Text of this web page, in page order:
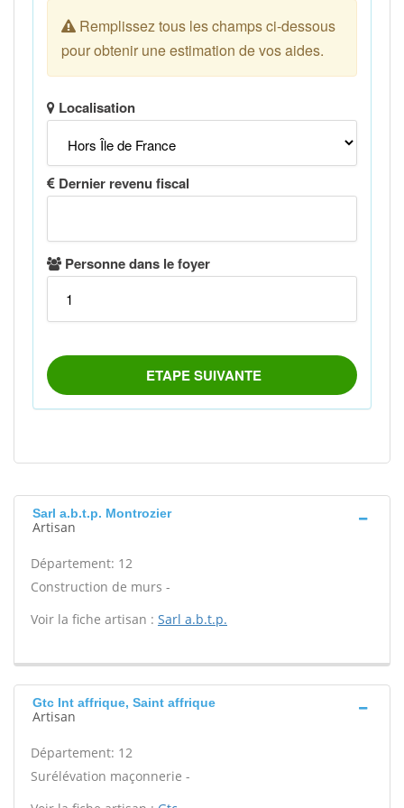
Sarl a.b.t.p. Montrozier
Artisan
Département: 12
Construction de murs -
Voir la fiche artisan : Sarl a.b.t.p.
Gtc Int affrique, Saint affrique
Artisan
Département: 12
Surélévation maçonnerie -